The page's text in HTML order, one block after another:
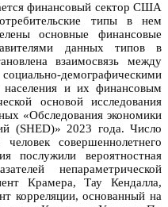
финансовый сектор США
типы в нем
основные финансовые
данных типов в
взаимосвязь между
демографическими
населения и их финансовым
основой исследования
«Обследования экономики
(SHED)» 2023 года. Число
совершеннолетнего
послужили вероятностная
непараметрической
Крамера, Тау Кендалла,
корреляции, основанный на